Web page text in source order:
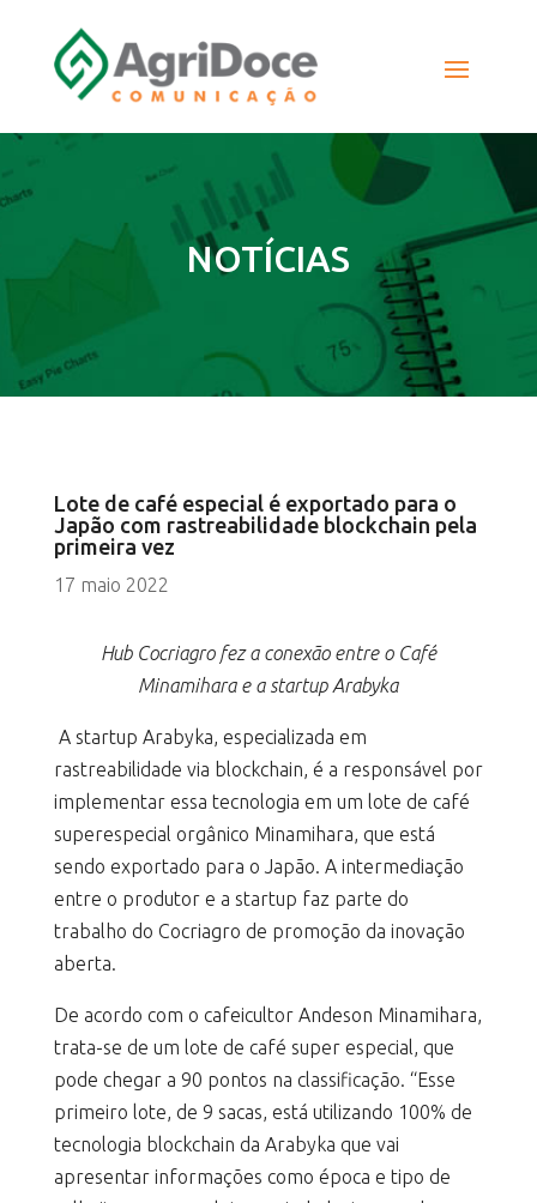
NOTÍCIAS
Lote de café especial é exportado para o
Japão com rastreabilidade blockchain pela
primeira vez
17 maio 2022
Hub Cocriagro fez a conexão entre o Café
Minamihara e a startup Arabyka
A startup Arabyka, especializada em
rastreabilidade via blockchain, é a responsável por
implementar essa tecnologia em um lote de café
superespecial orgânico Minamihara, que está
sendo exportado para o Japão. A intermediação
entre o produtor e a startup faz parte do
trabalho do Cocriagro de promoção da inovação
aberta.
De acordo com o cafeicultor Andeson Minamihara,
trata-se de um lote de café super especial, que
pode chegar a 90 pontos na classificação. “Esse
primeiro lote, de 9 sacas, está utilizando 100% de
tecnologia blockchain da Arabyka que vai
apresentar informações como época e tipo de